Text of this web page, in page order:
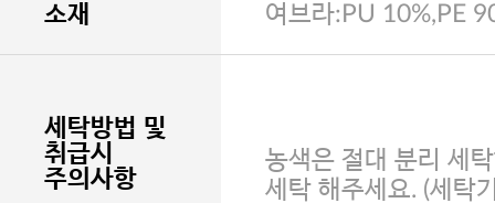
소재 여브라:PU 10%,PE
세탁방법 및
취급시
주의사항
농색은 절대 분리 세
세탁 해주세요. (세탁